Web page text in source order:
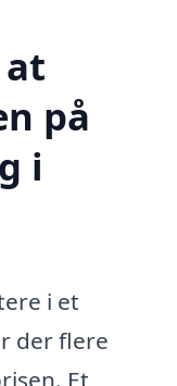
på
i
i et
der flere
Et